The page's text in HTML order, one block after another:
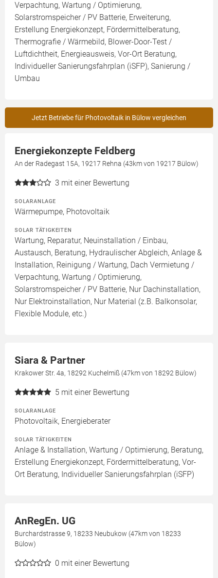
Verpachtung, Wartung / Optimierung,
Solarstromspeicher / PV Batterie, Erweiterung,
Erstellung Energiekonzept, Fördermittelberatung,
Thermografie / Wärmebild, Blower-Door-Test /
Luftdichtheit, Energieausweis, Vor-Ort Beratung,
Individueller Sanierungsfahrplan (iSFP), Sanierung /
Umbau
Jetzt Betriebe für Photovoltaik in Bülow vergleichen
Energiekonzepte Feldberg
An der Radegast 15A, 19217 Rehna (43km von 19217 Bülow)
3 mit einer Bewertung
SOLARANLAGE
Wärmepumpe, Photovoltaik
SOLAR TÄTIGKEITEN
Wartung, Reparatur, Neuinstallation / Einbau,
Austausch, Beratung, Hydraulischer Abgleich, Anlage &
Installation, Reinigung / Wartung, Dach Vermietung /
Verpachtung, Wartung / Optimierung,
Solarstromspeicher / PV Batterie, Nur Dachinstallation,
Nur Elektroinstallation, Nur Material (z.B. Balkonsolar,
Flexible Module, etc.)
Siara & Partner
Krakower Str. 4a, 18292 Kuchelmiß (47km von 18292 Bülow)
5 mit einer Bewertung
SOLARANLAGE
Photovoltaik, Energieberater
SOLAR TÄTIGKEITEN
Anlage & Installation, Wartung / Optimierung, Beratung,
Erstellung Energiekonzept, Fördermittelberatung, Vor-
Ort Beratung, Individueller Sanierungsfahrplan (iSFP)
AnRegEn. UG
Burchardstrasse 9, 18233 Neubukow (47km von 18233
Bülow)
0 mit einer Bewertung